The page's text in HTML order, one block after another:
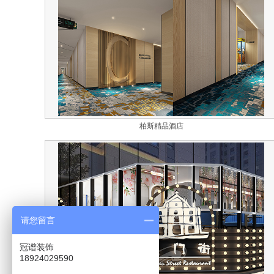
柏斯精品酒店
请您留言
冠谱装饰
18924029590